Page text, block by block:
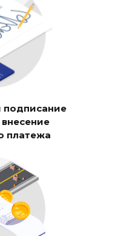
подписание
платежа